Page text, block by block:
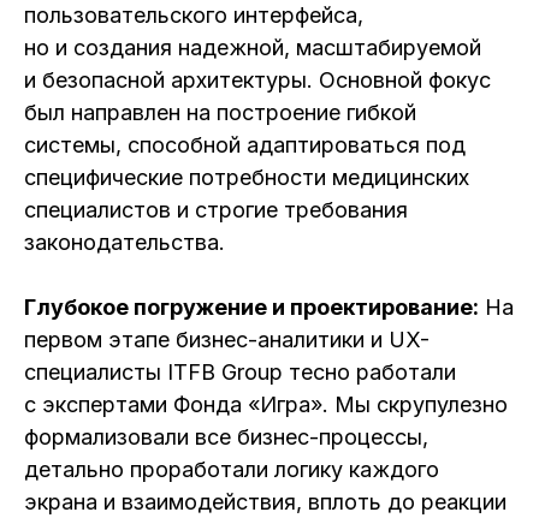
пользовательского интерфейса,
но и создания надежной, масштабируемой
и безопасной архитектуры. Основной фокус
был направлен на построение гибкой
системы, способной адаптироваться под
специфические потребности медицинских
специалистов и строгие требования
законодательства.
Глубокое погружение и проектирование: На
первом этапе бизнес-аналитики и UX-
специалисты ITFB Group тесно работали
с экспертами Фонда «Игра». Мы скрупулезно
формализовали все бизнес-процессы,
детально проработали логику каждого
экрана и взаимодействия, вплоть до реакции